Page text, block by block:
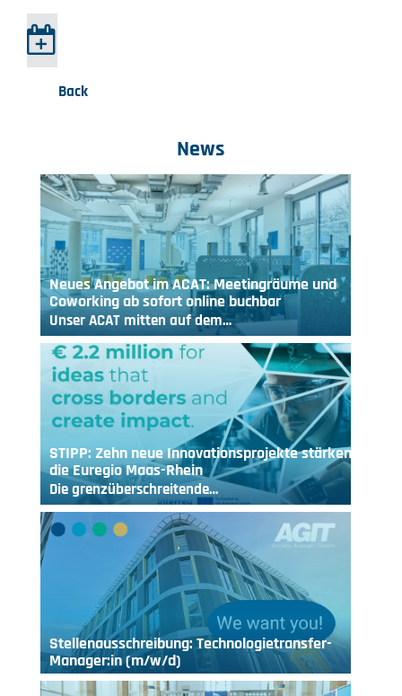
Back
News
Neues Angebot im ACAT: Meetingräume und
Coworking ab sofort online buchbar
Unser ACAT mitten auf dem…
STIPP: Zehn neue Innovationsprojekte stärken
die Euregio Maas-Rhein
Die grenzüberschreitende…
Stellenausschreibung: Technologietransfer-
Manager:in (m/w/d)